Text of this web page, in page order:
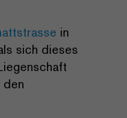
in
sich dieses
den